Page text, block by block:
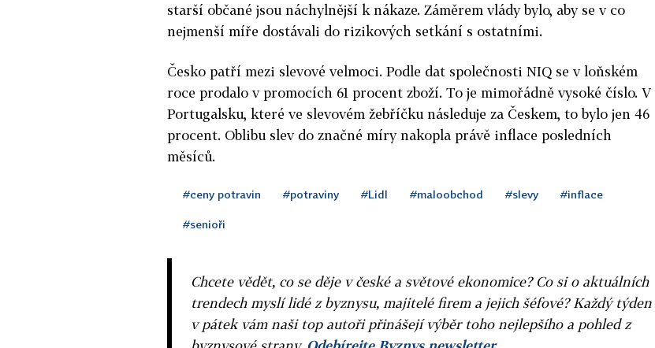
starší občané jsou náchylnější k nákaze. Záměrem vlády bylo, aby se v co
nejmenší míře dostávali do rizikových setkání s ostatními.
Česko patří mezi slevové velmoci. Podle dat společnosti NIQ se v loňském
roce prodalo v promocích 61 procent zboží. To je mimořádně vysoké číslo. V
Portugalsku, které ve slevovém žebříčku následuje za Českem, to bylo jen 46
procent. Oblibu slev do značné míry nakopla právě inflace posledních
měsíců.
#ceny potravin #potraviny #Lidl #maloobchod #slevy #inflace
#senioři
Chcete vědět, co se děje v české a světové ekonomice? Co si o aktuálních
trendech myslí lidé z byznysu, majitelé firem a jejich šéfové? Každý týden
v pátek vám naši top autoři přinášejí výběr toho nejlepšího a pohled z